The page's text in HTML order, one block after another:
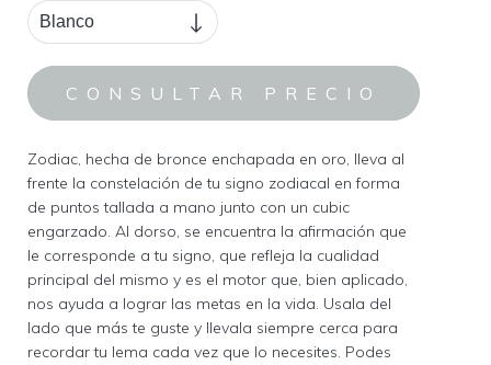
Zodiac, hecha de bronce enchapada en oro, lleva al
frente la constelación de tu signo zodiacal en forma
de puntos tallada a mano junto con un cubic
engarzado. Al dorso, se encuentra la afirmación que
le corresponde a tu signo, que refleja la cualidad
principal del mismo y es el motor que, bien aplicado,
nos ayuda a lograr las metas en la vida. Usala del
lado que más te guste y llevala siempre cerca para
recordar tu lema cada vez que lo necesites. Podes